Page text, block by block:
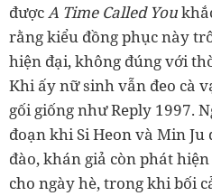
đượcA Time Called You
rằng kiểu đồng phục này
hiện đại, không đúng với
Khi ấy nữ sinh vẫn đeo cà
gối giống như Reply 1997.
đoạn khi Si Heon và Min
đào, khán giả còn phát
cho ngày hè, trong khi bối